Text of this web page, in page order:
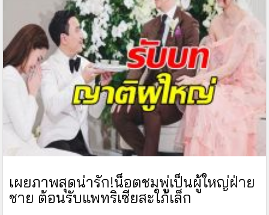
เผยภาพสุดน่ารัก!น็อตชมพู่เป็นผู้ใหญ่ฝ่าย
ชาย ต้อนรับแพทริเซียสะใภ้เล็ก